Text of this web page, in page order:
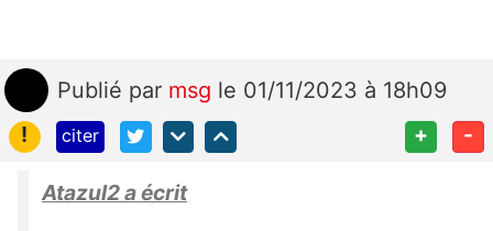
Publié par msg le 01/11/2023 à 18h09
!
citer + -
Atazul2 a écrit